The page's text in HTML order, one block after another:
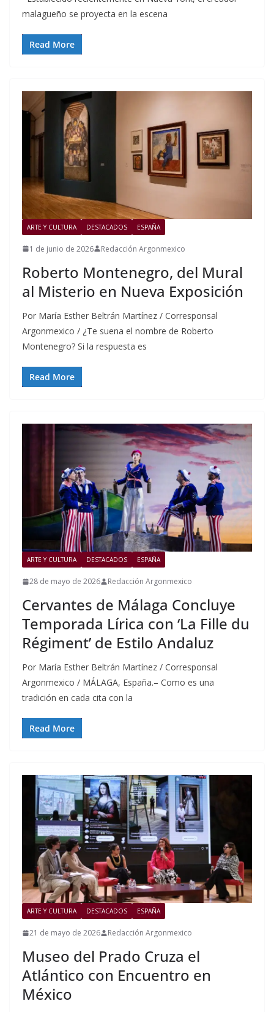
malagueño se proyecta en la escena
Read More
ARTE Y CULTURA DESTACADOS ESPAÑA
1 de junio de 2026 Redacción Argonmexico
Roberto Montenegro, del Mural
al Misterio en Nueva Exposición
Por María Esther Beltrán Martínez / Corresponsal
Argonmexico / ¿Te suena el nombre de Roberto
Montenegro? Si la respuesta es
Read More
ARTE Y CULTURA DESTACADOS ESPAÑA
28 de mayo de 2026 Redacción Argonmexico
Cervantes de Málaga Concluye
Temporada Lírica con ‘La Fille du
Régiment’ de Estilo Andaluz
Por María Esther Beltrán Martínez / Corresponsal
Argonmexico / MÁLAGA, España.– Como es una
tradición en cada cita con la
Read More
ARTE Y CULTURA DESTACADOS ESPAÑA
21 de mayo de 2026 Redacción Argonmexico
Museo del Prado Cruza el
Atlántico con Encuentro en
México